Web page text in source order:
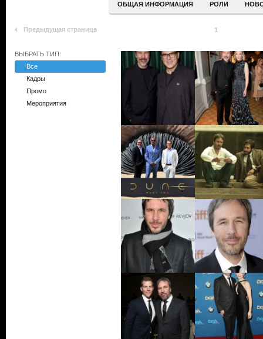
ОБЩАЯ ИНФОРМАЦИЯ РОЛИ
Предыдущая страница 1
ВЫБРАТЬ ТИП:
Все
Кадры
Промо
Мероприятия